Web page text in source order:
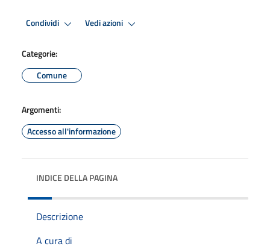
Condividi Vedi azioni
Categorie:
Comune
Argomenti:
Accesso all'informazione
INDICE DELLA PAGINA
Descrizione
A cura di